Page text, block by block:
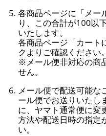
各商品ページに「メー
り、この合計が100以
いたします。
各商品ページ「カート
クよりご確認ください。
※メール便非対応の商
せん。
メール便で配送可能な
ール便でお送りいたし
に、ヤマト通常便に変
方法や配送日時の指定
い。